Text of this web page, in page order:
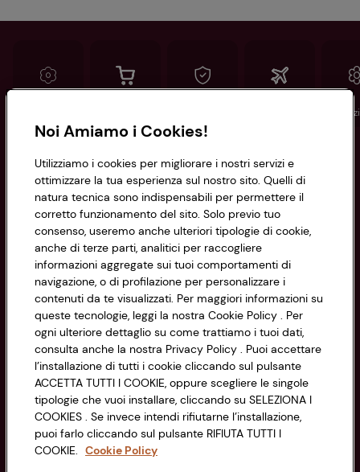
Informazioni
Privacy Policy
Cookie Policy
Impostazioni Cookie
Accessibilità
CONAD SOCIETÀ COOPERATIVA
Via Michelino, 59 | 40127 BOLOGNA
Codice Fiscale e Registro Imprese
di Bologna 00865960157
PARTITA IVA 03320960374
Servizio clienti
Seguici sui Social:
Noi Amiamo i Cookies!
Utilizziamo i cookies per migliorare i nostri servizi e
ottimizzare la tua esperienza sul nostro sito. Quelli di
natura tecnica sono indispensabili per permettere il
corretto funzionamento del sito. Solo previo tuo
consenso, useremo anche ulteriori tipologie di cookie,
anche di terze parti, analitici per raccogliere
informazioni aggregate sui tuoi comportamenti di
navigazione, o di profilazione per personalizzare i
contenuti da te visualizzati. Per maggiori informazioni su
queste tecnologie, leggi la nostra Cookie Policy . Per
ogni ulteriore dettaglio su come trattiamo i tuoi dati,
consulta anche la nostra Privacy Policy . Puoi accettare
l’installazione di tutti i cookie cliccando sul pulsante
ACCETTA TUTTI I COOKIE, oppure scegliere le singole
tipologie che vuoi installare, cliccando su SELEZIONA I
COOKIES . Se invece intendi rifiutarne l’installazione,
puoi farlo cliccando sul pulsante RIFIUTA TUTTI I
COOKIE. Cookie Policy